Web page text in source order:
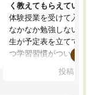
く教えてもらえている
体験授業を受けて入塾し
なかなか勉強しない息子
生が予定表を立ててくれ
つ学習習慣がついてきま
指導が無い日も予定表
投稿日：